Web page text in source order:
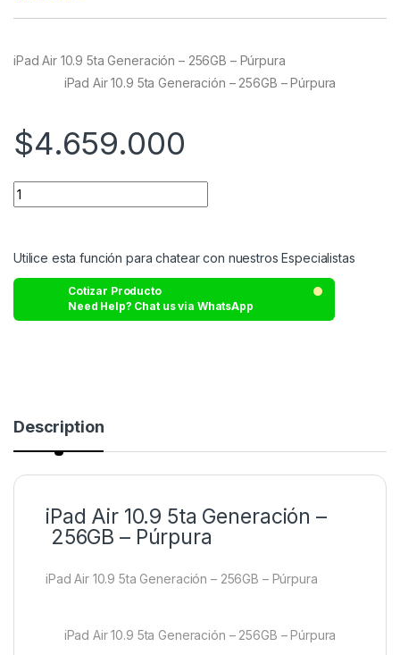
ratings
iPad Air 10.9 5ta Generación – 256GB – Púrpura
iPad Air 10.9 5ta Generación – 256GB – Púrpura
$4.659.000
Utilice esta función para chatear con nuestros Especialistas
Cotizar Producto
Need Help? Chat us via WhatsApp
Description
iPad Air 10.9 5ta Generación –
256GB – Púrpura
iPad Air 10.9 5ta Generación – 256GB – Púrpura
iPad Air 10.9 5ta Generación – 256GB – Púrpura